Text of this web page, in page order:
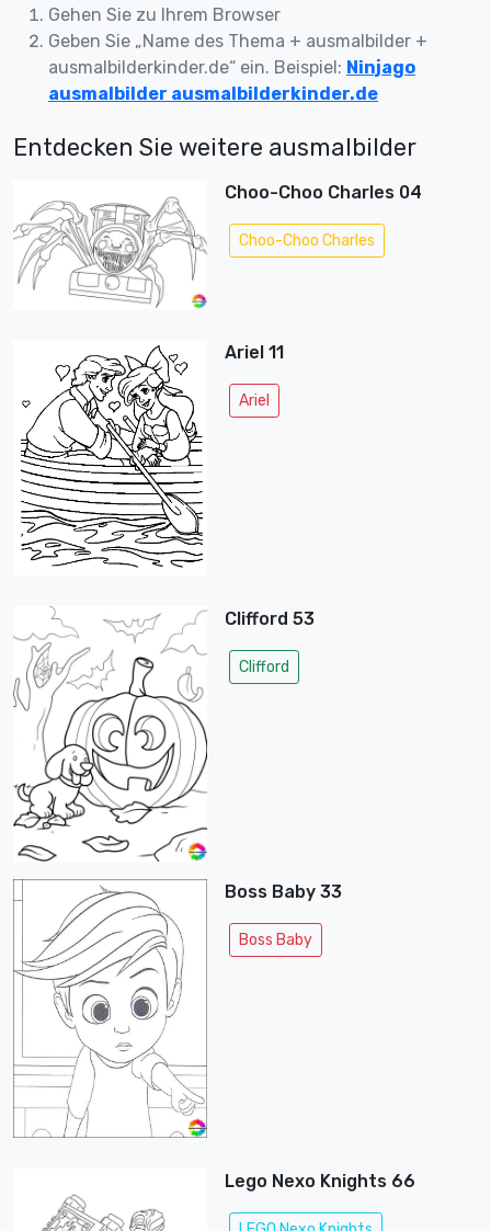
Gehen Sie zu Ihrem Browser
Geben Sie „Name des Thema + ausmalbilder +
ausmalbilderkinder.de“ ein. Beispiel: Ninjago
ausmalbilder ausmalbilderkinder.de
Entdecken Sie weitere ausmalbilder
Choo-Choo Charles 04
Choo-Choo Charles
Ariel 11
Ariel
Clifford 53
Clifford
Boss Baby 33
Boss Baby
Lego Nexo Knights 66